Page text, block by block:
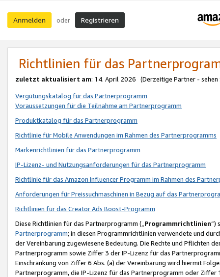
Anmelden oder Registrieren
Richtlinien für das
zuletzt aktualisiert am: 14. April 2026 (Derzeitige Partner - sehen
Vergütungskatalog für das Partnerprogramm
Voraussetzungen für die Teilnahme am Partnerprogramm
Produktkatalog für das Partnerprogramm
Richtlinie für Mobile Anwendungen im Rahmen des Partnerprogramms
Markenrichtlinien für das Partnerprogramm
IP-Lizenz- und Nutzungsanforderungen für das Partnerprogramm
Richtlinie für das Amazon Influencer Programm im Rahmen des
Anforderungen für Preissuchmaschinen in Bezug auf das
Richtlinien für das Creator Ads Boost-Programm
Diese Richtlinien für das Partnerprogramm („Programmrichtlinien“)
Partnerprogramm; in diesen Programmrichtlinien verwendete und
der Vereinbarung zugewiesene Bedeutung. Die Rechte und Pflichten
Partnerprogramm sowie Ziffer 3 der IP-Lizenz für das
Einschränkung von Ziffer 6 Abs. (a) der Vereinbarung wird hiermit
Partnerprogramm, die IP-Lizenz für das Partnerprogramm oder